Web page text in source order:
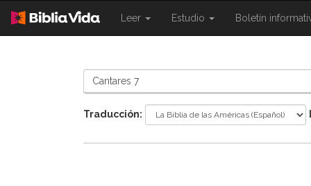
Leer
{{
Estudio
{{
Boletín
Traducción: